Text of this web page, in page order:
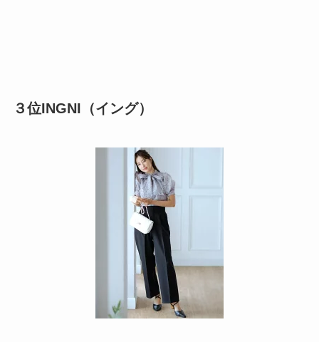
３位INGNI（イング）